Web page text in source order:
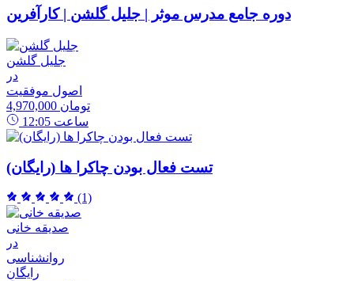
دوره جامع مدرس موثر | جلیل گلشن | کارآفرین
جلیل گلشن
در
اصول موفقیت
4,970,000 تومان
12:05 ساعت
تست فعال بودن چاکرا ها (رایگان)
(1)
صدیقه خانی
در
روانشناسی
رایگان